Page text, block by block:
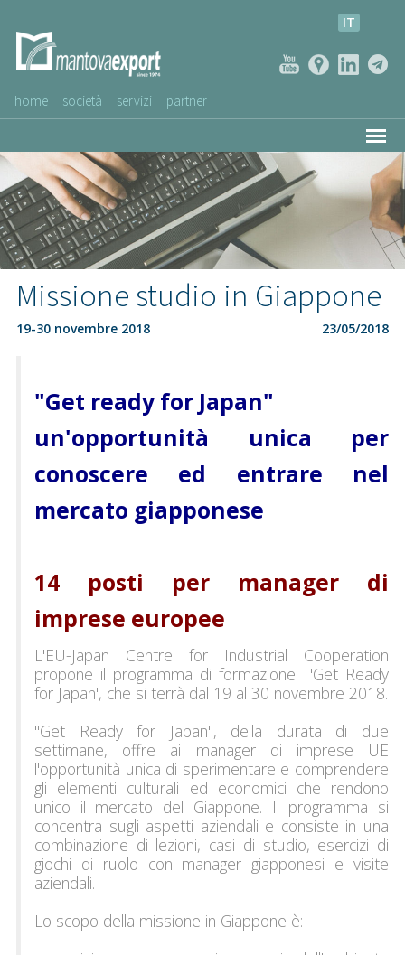
IT
home società servizi partner
AZIENDE CLIENTI
NEWS
VIDEO
SERVIZIO CLIENTI
Missione studio in Giappone
19-30 novembre 2018 23/05/2018
"Get ready for Japan"
un'opportunità unica per
conoscere ed entrare nel
mercato giapponese
14 posti per manager di
imprese europee
L'EU-Japan Centre for Industrial Cooperation
propone il programma di formazione 'Get Ready
for Japan', che si terrà dal 19 al 30 novembre 2018.
"Get Ready for Japan", della durata di due
settimane, offre ai manager di imprese UE
l'opportunità unica di sperimentare e comprendere
gli elementi culturali ed economici che rendono
unico il mercato del Giappone. Il programma si
concentra sugli aspetti aziendali e consiste in una
combinazione di lezioni, casi di studio, esercizi di
giochi di ruolo con manager giapponesi e visite
aziendali.
Lo scopo della missione in Giappone è: